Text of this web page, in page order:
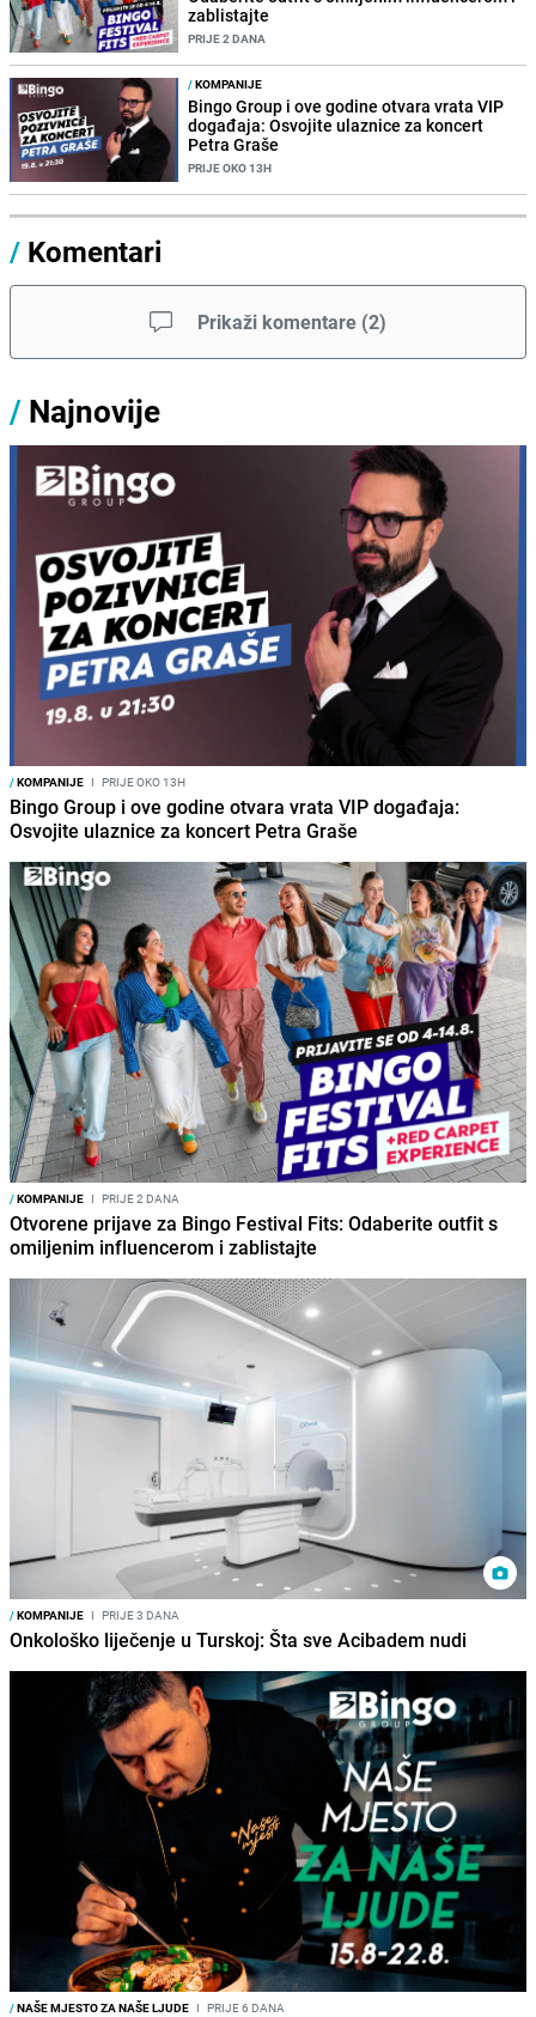
zablistajte
PRIJE 2 DANA
/KOMPANIJE
Bingo Group i ove godine otvara vrata VIP
događaja: Osvojite ulaznice za koncert
Petra Graše
PRIJE OKO 13H
/ Komentari
Prikaži komentare (2)
/ Najnovije
/KOMPANIJE I PRIJE OKO 13H
Bingo Group i ove godine otvara vrata VIP događaja:
Osvojite ulaznice za koncert Petra Graše
/KOMPANIJE I PRIJE 2 DANA
Otvorene prijave za Bingo Festival Fits: Odaberite outfit s
omiljenim influencerom i zablistajte
/KOMPANIJE I PRIJE 3 DANA
Onkološko liječenje u Turskoj: Šta sve Acibadem nudi
/NAŠE MJESTO ZA NAŠE LJUDE I PRIJE 6 DANA